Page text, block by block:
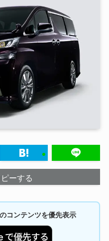
ーする
コンテンツを優先表示